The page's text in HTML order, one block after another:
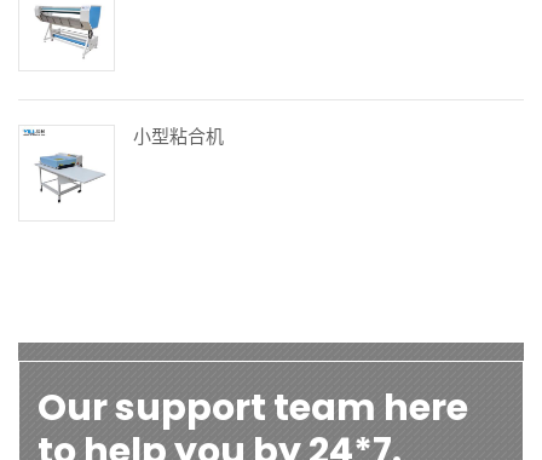
小型粘合机
Our support team here